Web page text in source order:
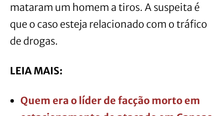
mataram um homem a tiros. A suspeita é
que o caso esteja relacionado com o tráfico
de drogas.
LEIA MAIS:
Quem era o líder de facção morto em